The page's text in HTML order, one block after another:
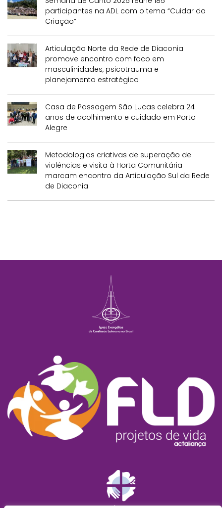
participantes na ADL com o tema “Cuidar da
Criação”
Articulação Norte da Rede de Diaconia
promove encontro com foco em
masculinidades, psicotrauma e
planejamento estratégico
Casa de Passagem São Lucas celebra 24
anos de acolhimento e cuidado em Porto
Alegre
Metodologias criativas de superação de
violências e visita à Horta Comunitária
marcam encontro da Articulação Sul da Rede
de Diaconia